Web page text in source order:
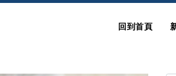
回到首頁